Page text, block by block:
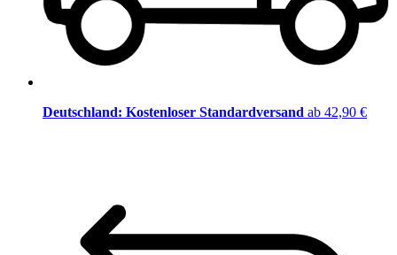
Deutschland: Kostenloser Standardversand ab 42,90 €